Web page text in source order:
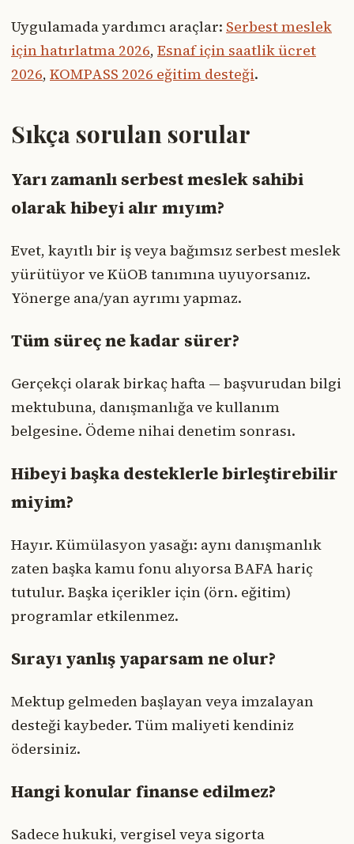
Uygulamada yardımcı araçlar: Serbest meslek
için hatırlatma 2026, Esnaf için saatlik ücret
2026, KOMPASS 2026 eğitim desteği.
Sıkça sorulan sorular
Yarı zamanlı serbest meslek sahibi
olarak hibeyi alır mıyım?
Evet, kayıtlı bir iş veya bağımsız serbest meslek
yürütüyor ve KüOB tanımına uyuyorsanız.
Yönerge ana/yan ayrımı yapmaz.
Tüm süreç ne kadar sürer?
Gerçekçi olarak birkaç hafta — başvurudan bilgi
mektubuna, danışmanlığa ve kullanım
belgesine. Ödeme nihai denetim sonrası.
Hibeyi başka desteklerle birleştirebilir
miyim?
Hayır. Kümülasyon yasağı: aynı danışmanlık
zaten başka kamu fonu alıyorsa BAFA hariç
tutulur. Başka içerikler için (örn. eğitim)
programlar etkilenmez.
Sırayı yanlış yaparsam ne olur?
Mektup gelmeden başlayan veya imzalayan
desteği kaybeder. Tüm maliyeti kendiniz
ödersiniz.
Hangi konular finanse edilmez?
Sadece hukuki, vergisel veya sigorta